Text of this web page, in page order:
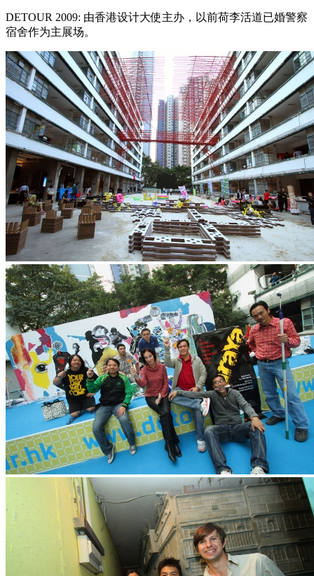
DETOUR 2009: 由香港设计大使主办，以前荷李活道已婚警察
宿舍作为主展场。